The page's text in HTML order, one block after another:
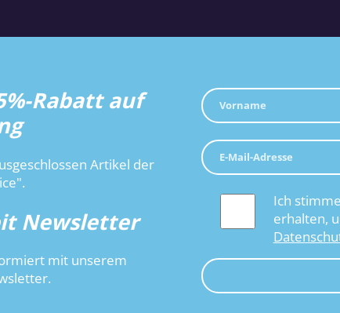
Rabatt auf
Artikel der
Newsletter
mit unserem
Ich
erhalten,